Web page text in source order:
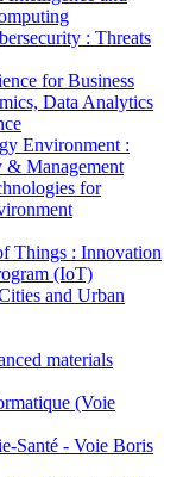
: Threats
for Business
Data Analytics
Environment :
& Management
for
Things : Innovation
(IoT)
and Urban
materials
(Voie
Santé - Voie Boris